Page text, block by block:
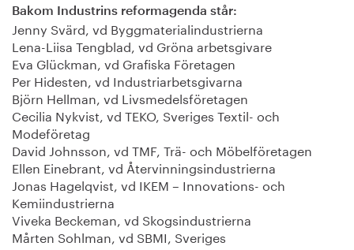
Bakom Industrins reformagenda står:
Jenny Svärd, vd Byggmaterialindustrierna
Lena-Liisa Tengblad, vd Gröna arbetsgivare
Eva Glückman, vd Grafiska Företagen
Per Hidesten, vd Industriarbetsgivarna
Björn Hellman, vd Livsmedelsföretagen
Cecilia Nykvist, vd TEKO, Sveriges Textil- och
Modeföretag
David Johnsson, vd TMF, Trä- och Möbelföretagen
Ellen Einebrant, vd Återvinningsindustrierna
Jonas Hagelqvist, vd IKEM – Innovations- och
Kemiindustrierna
Viveka Beckeman, vd Skogsindustrierna
Mårten Sohlman, vd SBMI, Sveriges